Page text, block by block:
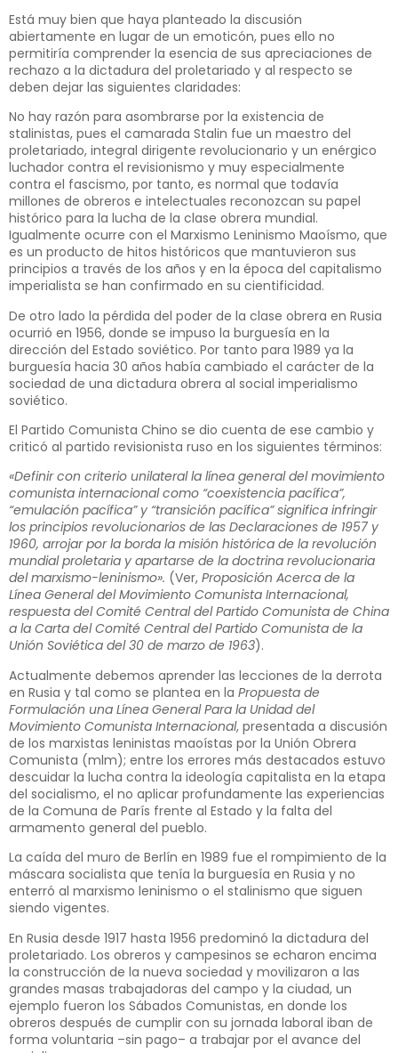
Está muy bien que haya planteado la discusión
abiertamente en lugar de un emoticón, pues ello no
permitiría comprender la esencia de sus apreciaciones de
rechazo a la dictadura del proletariado y al respecto se
deben dejar las siguientes claridades:
No hay razón para asombrarse por la existencia de
stalinistas, pues el camarada Stalin fue un maestro del
proletariado, integral dirigente revolucionario y un enérgico
luchador contra el revisionismo y muy especialmente
contra el fascismo, por tanto, es normal que todavía
millones de obreros e intelectuales reconozcan su papel
histórico para la lucha de la clase obrera mundial.
Igualmente ocurre con el Marxismo Leninismo Maoísmo, que
es un producto de hitos históricos que mantuvieron sus
principios a través de los años y en la época del capitalismo
imperialista se han confirmado en su cientificidad.
De otro lado la pérdida del poder de la clase obrera en Rusia
ocurrió en 1956, donde se impuso la burguesía en la
dirección del Estado soviético. Por tanto para 1989 ya la
burguesía hacia 30 años había cambiado el carácter de la
sociedad de una dictadura obrera al social imperialismo
soviético.
El Partido Comunista Chino se dio cuenta de ese cambio y
criticó al partido revisionista ruso en los siguientes términos:
«Definir con criterio unilateral la línea general del movimiento
comunista internacional como “coexistencia pacífica”,
“emulación pacífica” y “transición pacífica” significa infringir
los principios revolucionarios de las Declaraciones de 1957 y
1960, arrojar por la borda la misión histórica de la revolución
mundial proletaria y apartarse de la doctrina revolucionaria
del marxismo-leninismo». (Ver, Proposición Acerca de la
Línea General del Movimiento Comunista Internacional,
respuesta del Comité Central del Partido Comunista de China
a la Carta del Comité Central del Partido Comunista de la
Unión Soviética del 30 de marzo de 1963).
Actualmente debemos aprender las lecciones de la derrota
en Rusia y tal como se plantea en la Propuesta de
Formulación una Línea General Para la Unidad del
Movimiento Comunista Internacional, presentada a discusión
de los marxistas leninistas maoístas por la Unión Obrera
Comunista (mlm); entre los errores más destacados estuvo
descuidar la lucha contra la ideología capitalista en la etapa
del socialismo, el no aplicar profundamente las experiencias
de la Comuna de París frente al Estado y la falta del
armamento general del pueblo.
La caída del muro de Berlín en 1989 fue el rompimiento de la
máscara socialista que tenía la burguesía en Rusia y no
enterró al marxismo leninismo o el stalinismo que siguen
siendo vigentes.
En Rusia desde 1917 hasta 1956 predominó la dictadura del
proletariado. Los obreros y campesinos se echaron encima
la construcción de la nueva sociedad y movilizaron a las
grandes masas trabajadoras del campo y la ciudad, un
ejemplo fueron los Sábados Comunistas, en donde los
obreros después de cumplir con su jornada laboral iban de
forma voluntaria –sin pago– a trabajar por el avance del